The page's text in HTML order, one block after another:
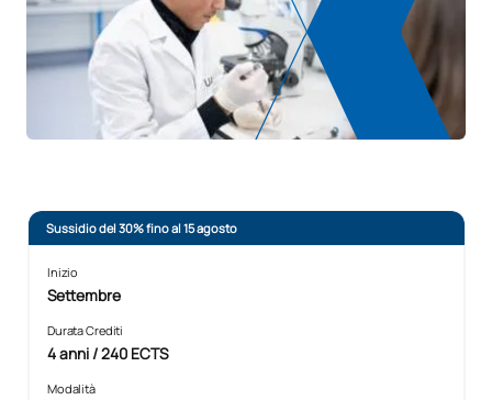
Sussidio del 30% fino al 15 agosto
Inizio
Settembre
Durata Crediti
4 anni / 240 ECTS
Modalità